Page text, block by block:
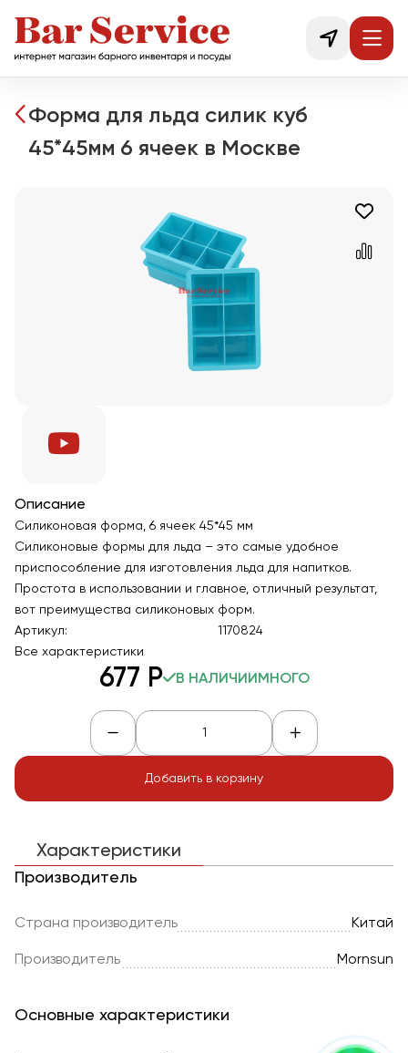
Форма для льда силик куб
45*45мм 6 ячеек в Москве
Описание
Силиконовая форма, 6 ячеек 45*45 мм
Силиконовые формы для льда – это самые удобное
приспособление для изготовления льда для напитков.
Простота в использовании и главное, отличный результат,
вот преимущества силиконовых форм.
Артикул:
1170824
Все характеристики
677 Р В НАЛИЧИИ МНОГО
Добавить в корзину
Характеристики
Производитель
Страна производитель Китай
Производитель Mornsun
Основные характеристики